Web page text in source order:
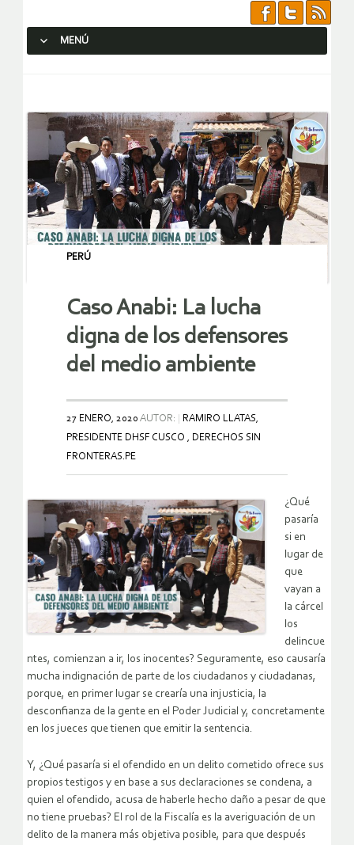
MENÚ
PERÚ
Caso Anabi: La lucha
digna de los defensores
del medio ambiente
27 ENERO, 2020 AUTOR:
RAMIRO LLATAS,
PRESIDENTE DHSF CUSCO , DERECHOS SIN
FRONTERAS.PE
¿Qué
pasaría
si en
lugar de
que
vayan a
la cárcel
los
delincue
ntes, comienzan a ir, los inocentes? Seguramente, eso causaría
mucha indignación de parte de los ciudadanos y ciudadanas,
porque, en primer lugar se crearía una injusticia, la
desconfianza de la gente en el Poder Judicial y, concretamente
en los jueces que tienen que emitir la sentencia.
Y, ¿Qué pasaría si el ofendido en un delito cometido ofrece sus
propios testigos y en base a sus declaraciones se condena, a
quien el ofendido, acusa de haberle hecho daño a pesar de que
no tiene pruebas? El rol de la Fiscalía es la averiguación de un
delito de la manera más objetiva posible, para que después